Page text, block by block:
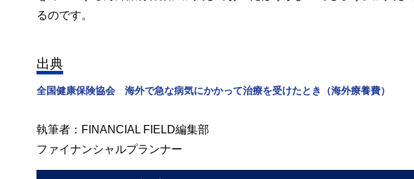
るのです。
出典
全国健康保険協会 海外で急な病気にかかって治療を受けたとき（海外療養費）
執筆者：FINANCIAL FIELD編集部
ファイナンシャルプランナー